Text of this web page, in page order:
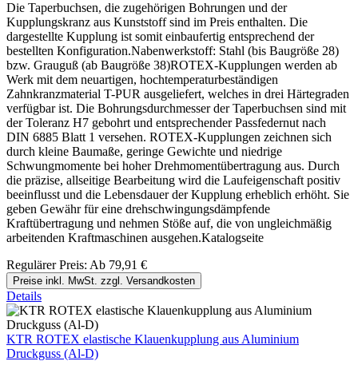
Die Taperbuchsen, die zugehörigen Bohrungen und der
Kupplungskranz aus Kunststoff sind im Preis enthalten. Die
dargestellte Kupplung ist somit einbaufertig entsprechend der
bestellten Konfiguration.Nabenwerkstoff: Stahl (bis Baugröße 28)
bzw. Grauguß (ab Baugröße 38)ROTEX-Kupplungen werden ab
Werk mit dem neuartigen, hochtemperaturbeständigen
Zahnkranzmaterial T-PUR ausgeliefert, welches in drei Härtegraden
verfügbar ist. Die Bohrungsdurchmesser der Taperbuchsen sind mit
der Toleranz H7 gebohrt und entsprechender Passfedernut nach
DIN 6885 Blatt 1 versehen. ROTEX-Kupplungen zeichnen sich
durch kleine Baumaße, geringe Gewichte und niedrige
Schwungmomente bei hoher Drehmomentübertragung aus. Durch
die präzise, allseitige Bearbeitung wird die Laufeigenschaft positiv
beeinflusst und die Lebensdauer der Kupplung erheblich erhöht. Sie
geben Gewähr für eine drehschwingungsdämpfende
Kraftübertragung und nehmen Stöße auf, die von ungleichmäßig
arbeitenden Kraftmaschinen ausgehen.Katalogseite
Regulärer Preis: Ab 79,91 €
Preise inkl. MwSt. zzgl. Versandkosten
Details
KTR ROTEX elastische Klauenkupplung aus Aluminium
Druckguss (Al-D)